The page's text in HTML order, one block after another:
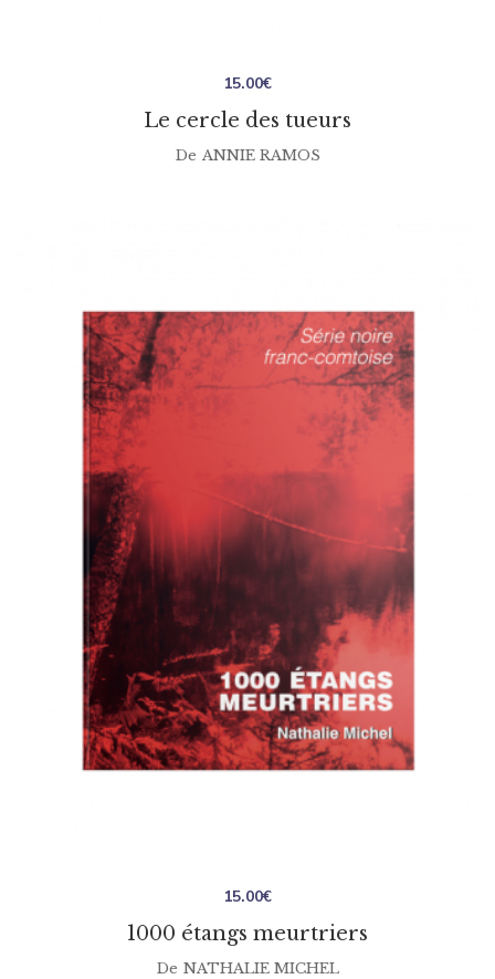
Le cercle des tueurs
15.00€
De ANNIE RAMOS
1000 étangs meurtriers
15.00€
De NATHALIE MICHEL